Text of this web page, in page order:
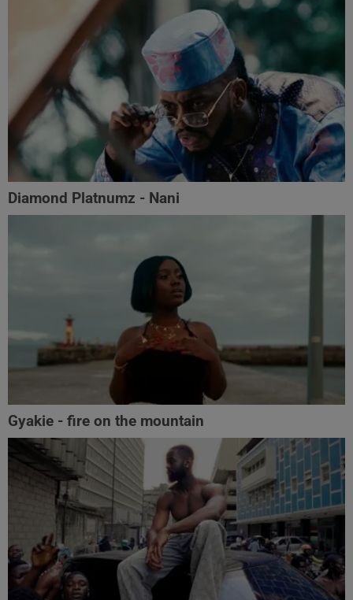
Diamond Platnumz - Nani
Gyakie - fire on the mountain